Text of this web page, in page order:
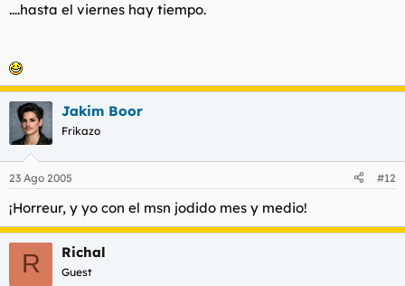
....hasta el viernes hay tiempo.
Jakim Boor
Frikazo
23 Ago 2005 #12
¡Horreur, y yo con el msn jodido mes y medio!
R Richal
Guest